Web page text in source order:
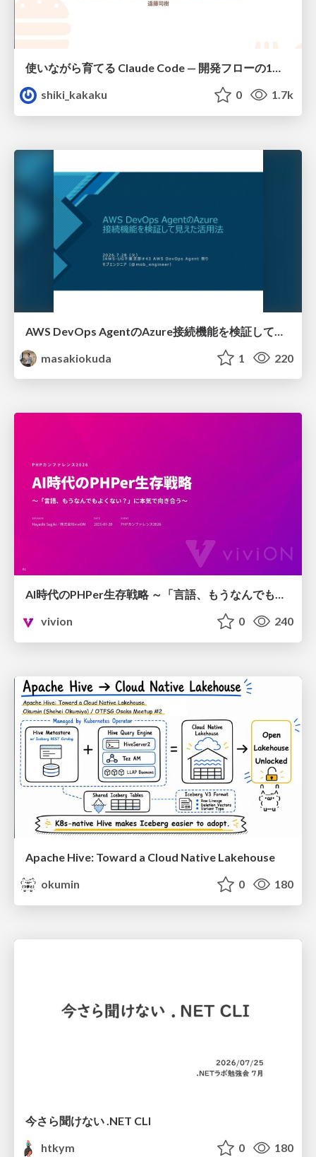
使いながら育てる Claude Code — 開発フローの1コマンド化 × 繰り返し指摘の自動仕組み化
shiki_kakaku
0 1.7k
masakiokuda
1 220
AI時代のPHPer生存戦略 ～「言語、もうなんでもよくない？」に本気で向き合う～
vivion
0 240
Apache Hive: Toward a Cloud Native Lakehouse
okumin
0 180
今さら聞けない .NET CLI
htkym
0 180